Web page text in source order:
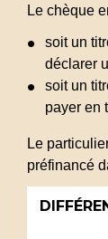
Le chèque
soit un
déclarer
soit un
payer en
Le
préfinancé